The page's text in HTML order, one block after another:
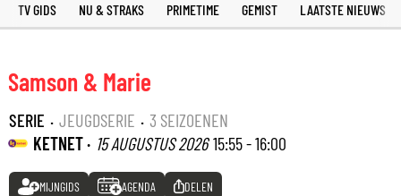
TV GIDS NU & STRAKS PRIMETIME GEMIST LAATSTE NIEUWS
Samson & Marie
SERIE · JEUGDSERIE · 3 SEIZOENEN
KETNET · 15 AUGUSTUS 2026 15:55 - 16:00
MIJNGIDS AGENDA DELEN